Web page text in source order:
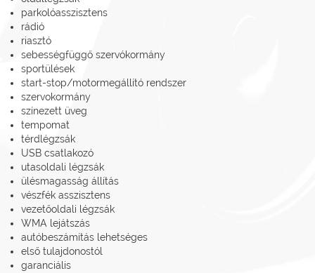
parkolóasszisztens
rádió
riasztó
sebességfüggő szervókormány
sportülések
start-stop/motormegállító rendszer
szervokormány
színezett üveg
tempomat
térdlégzsák
USB csatlakozó
utasoldali légzsák
ülésmagasság állítás
vészfék asszisztens
vezetőoldali légzsák
WMA lejátszás
autóbeszámítás lehetséges
első tulajdonostól
garanciális